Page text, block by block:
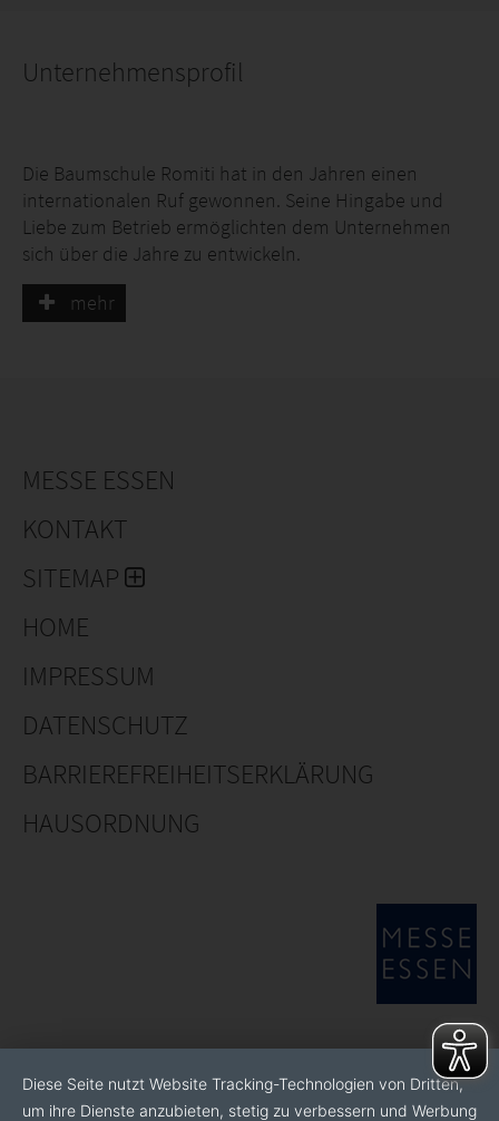
Unternehmensprofil
Die Baumschule Romiti hat in den Jahren einen
internationalen Ruf gewonnen. Seine Hingabe und
Liebe zum Betrieb ermöglichten dem Unternehmen
sich über die Jahre zu entwickeln.
Derzeit reifen und gedeihen auf über 100 Hektar
gepflegten Freilandflächen hochwertige Nadel-, Obst-,
garantieren Anwuchserfolg.
Wir würden uns freuen, Sie auf unserem Stand 7C24
begrüßen zu dürfen!
mehr
MESSE ESSEN
KONTAKT
SITEMAP
HOME
IMPRESSUM
DATENSCHUTZ
BARRIEREFREIHEITSERKLÄRUNG
HAUSORDNUNG
Diese Seite nutzt Website Tracking-Technologien von Dritten,
um ihre Dienste anzubieten, stetig zu verbessern und Werbung